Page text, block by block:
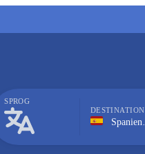
SPROG
DESTINATION
Spanien, Marbella